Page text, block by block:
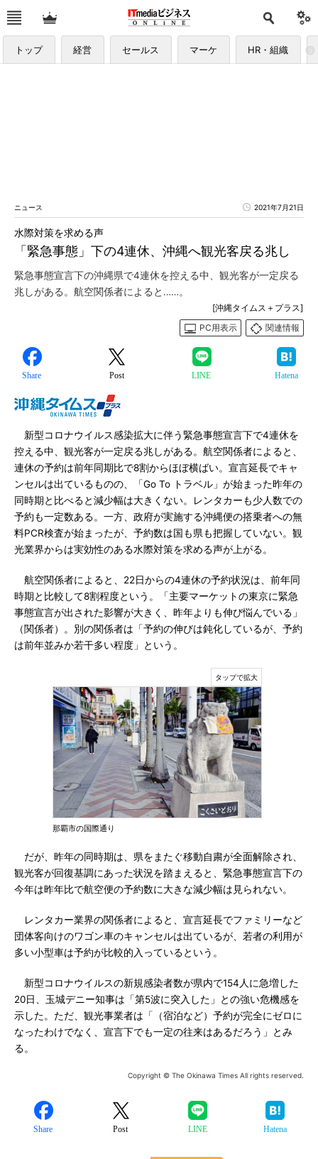
トップ 経営 セールス マーケ HR・組織
ニュース 2021年7月21日
「緊急事態」下の4連休、沖縄へ観光客戻る兆し
水際対策を求める声
緊急事態宣言下の沖縄県で4連休を控える中、観光客が一定戻る
兆しがある。航空関係者によると……。
[沖縄タイムス＋プラス]
PC用表示
関連情報
Share Post LINE Hatena
新型コロナウイルス感染拡大に伴う緊急事態宣言下で4連休を
控える中、観光客が一定戻る兆しがある。航空関係者によると、
連休の予約は前年同期比で8割からほぼ横ばい。宣言延長でキャ
ンセルは出ているものの、「Go To トラベル」が始まった昨年の
同時期と比べると減少幅は大きくない。レンタカーも少人数での
予約も一定数ある。一方、政府が実施する沖縄便の搭乗者への無
料PCR検査が始まったが、予約数は国も県も把握していない。観
光業界からは実効性のある水際対策を求める声が上がる。
航空関係者によると、22日からの4連休の予約状況は、前年同
時期と比較して8割程度という。「主要マーケットの東京に緊急
事態宣言が出された影響が大きく、昨年よりも伸び悩んでいる」
（関係者）。別の関係者は「予約の伸びは鈍化しているが、予約
は前年並みか若干多い程度」という。
那覇市の国際通り
だが、昨年の同時期は、県をまたぐ移動自粛が全面解除され、
観光客が回復基調にあった状況を踏まえると、緊急事態宣言下の
今年は昨年比で航空便の予約数に大きな減少幅は見られない。
レンタカー業界の関係者によると、宣言延長でファミリーなど
団体客向けのワゴン車のキャンセルは出ているが、若者の利用が
多い小型車は予約が比較的入っているという。
新型コロナウイルスの新規感染者数が県内で154人に急増した
20日、玉城デニー知事は「第5波に突入した」との強い危機感を
示した。ただ、観光事業者は「（宿泊など）予約が完全にゼロに
なったわけでなく、宣言下でも一定の往来はあるだろう」とみ
る。
Copyright © The Okinawa Times All rights reserved.
Share Post LINE Hatena